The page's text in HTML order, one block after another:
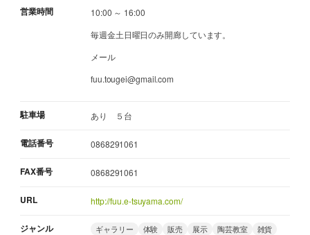
営業時間
10:00 ～ 16:00
毎週金土日曜日のみ開廊しています。
メール
fuu.tougei@gmail.com
駐車場 あり ５台
電話番号 0868291061
FAX番号 0868291061
URL http://fuu.e-tsuyama.com/
ジャンル ギャラリー 体験 販売 展示 陶芸教室
雑貨